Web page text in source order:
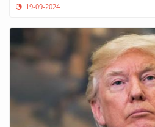
19-09-2024